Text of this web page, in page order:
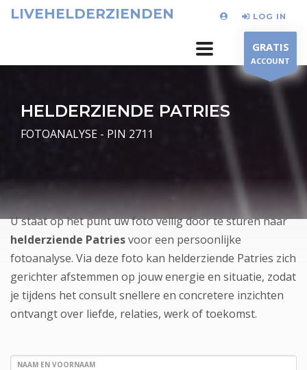
LIVEHELDERZIENDEN LOG IN
GRATIS
ACCOUNT
HELDERZIENDE PATRIES
FOTOANALYSE - PIN 2711
U staat op het punt uw foto veilig door te sturen naar
helderziende Patriesvoor een persoonlijke
fotoanalyse. Via deze foto kan helderziende Patries zich
gerichter afstemmen op jouw energie en situatie, zodat
je tijdens het consult snellere en concretere inzichten
ontvangt over liefde, relaties, werk of toekomst.
NAAM EN VOORNAAM